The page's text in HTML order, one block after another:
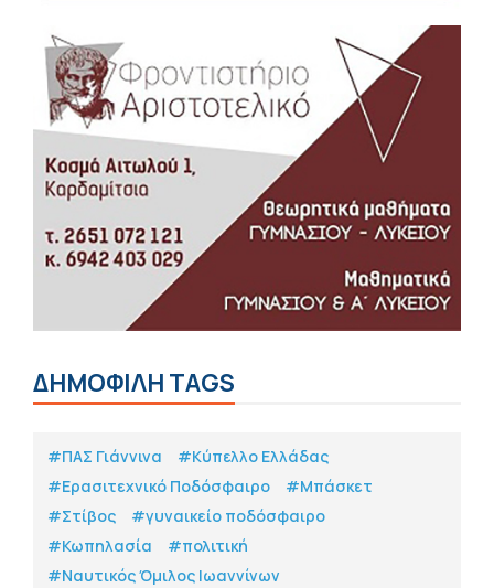
ΔΗΜΟΦΙΛΗ TAGS
#ΠΑΣ Γιάννινα
#Κύπελλο Ελλάδας
#Eρασιτεχνικό Ποδόσφαιρο
#Μπάσκετ
#Στίβος
#γυναικείο ποδόσφαιρο
#Κωπηλασία
#πολιτική
#Ναυτικός Όμιλος Ιωαννίνων